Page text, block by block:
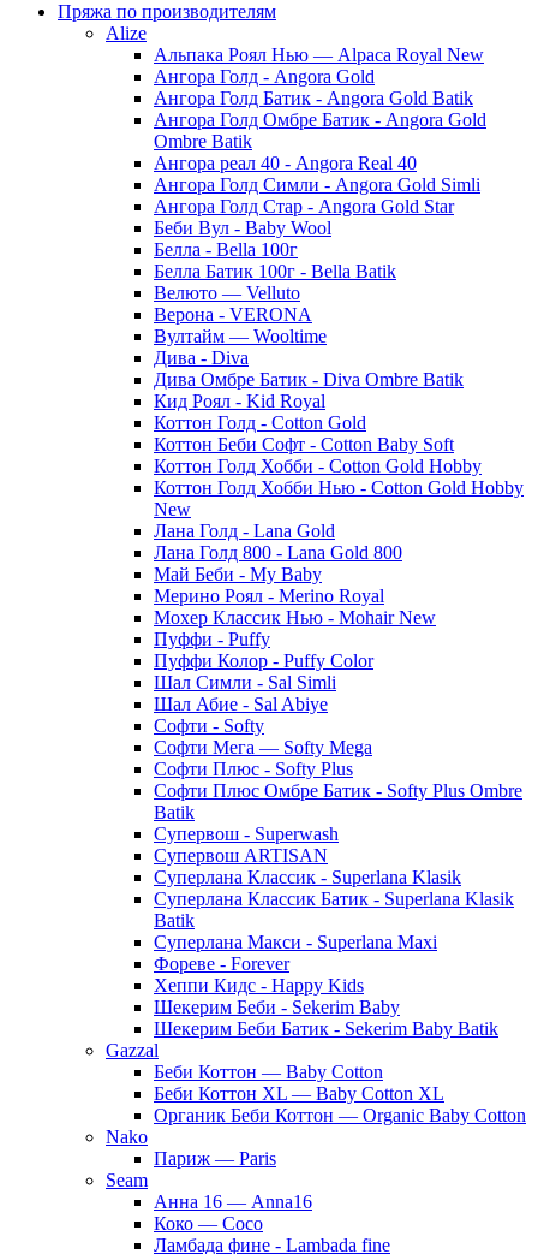
Пряжа по производителям
Alize
Альпака Роял Нью — Alpaca Royal New
Ангора Голд - Angora Gold
Ангора Голд Батик - Angora Gold Batik
Ангора Голд Омбре Батик - Angora Gold
Ombre Batik
Ангора реал 40 - Angora Real 40
Ангора Голд Симли - Angora Gold Simli
Ангора Голд Стар - Angora Gold Star
Беби Вул - Baby Wool
Белла - Bella 100г
Белла Батик 100г - Bella Batik
Велюто — Velluto
Верона - VERONA
Вултайм — Wooltime
Дива - Diva
Дива Омбре Батик - Diva Ombre Batik
Кид Роял - Kid Royal
Коттон Голд - Cotton Gold
Коттон Беби Софт - Cotton Baby Soft
Коттон Голд Хобби - Cotton Gold Hobby
Коттон Голд Хобби Нью - Cotton Gold Hobby
New
Лана Голд - Lana Gold
Лана Голд 800 - Lana Gold 800
Май Беби - My Baby
Мерино Роял - Merino Royal
Мохер Классик Нью - Mohair New
Пуффи - Puffy
Пуффи Колор - Puffy Color
Шал Симли - Sal Simli
Шал Абие - Sal Abiye
Софти - Softy
Софти Мега — Softy Mega
Софти Плюс - Softy Plus
Софти Плюс Омбре Батик - Softy Plus Ombre
Batik
Супервош - Superwash
Супервош ARTISAN
Суперлана Классик - Superlana Klasik
Суперлана Классик Батик - Superlana Klasik
Batik
Суперлана Макси - Superlana Maxi
Фореве - Forever
Хеппи Кидс - Happy Kids
Шекерим Беби - Sekerim Baby
Шекерим Беби Батик - Sekerim Baby Batik
Gazzal
Беби Коттон — Baby Cotton
Беби Коттон XL — Baby Cotton XL
Органик Беби Коттон — Organic Baby Cotton
Nako
Париж — Paris
Seam
Анна 16 — Anna16
Коко — Coco
Ламбада фине - Lambada fine